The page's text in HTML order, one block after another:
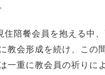
住陪餐会員を抱える中
教会形成を続け、この
一重に教会員の祈りに